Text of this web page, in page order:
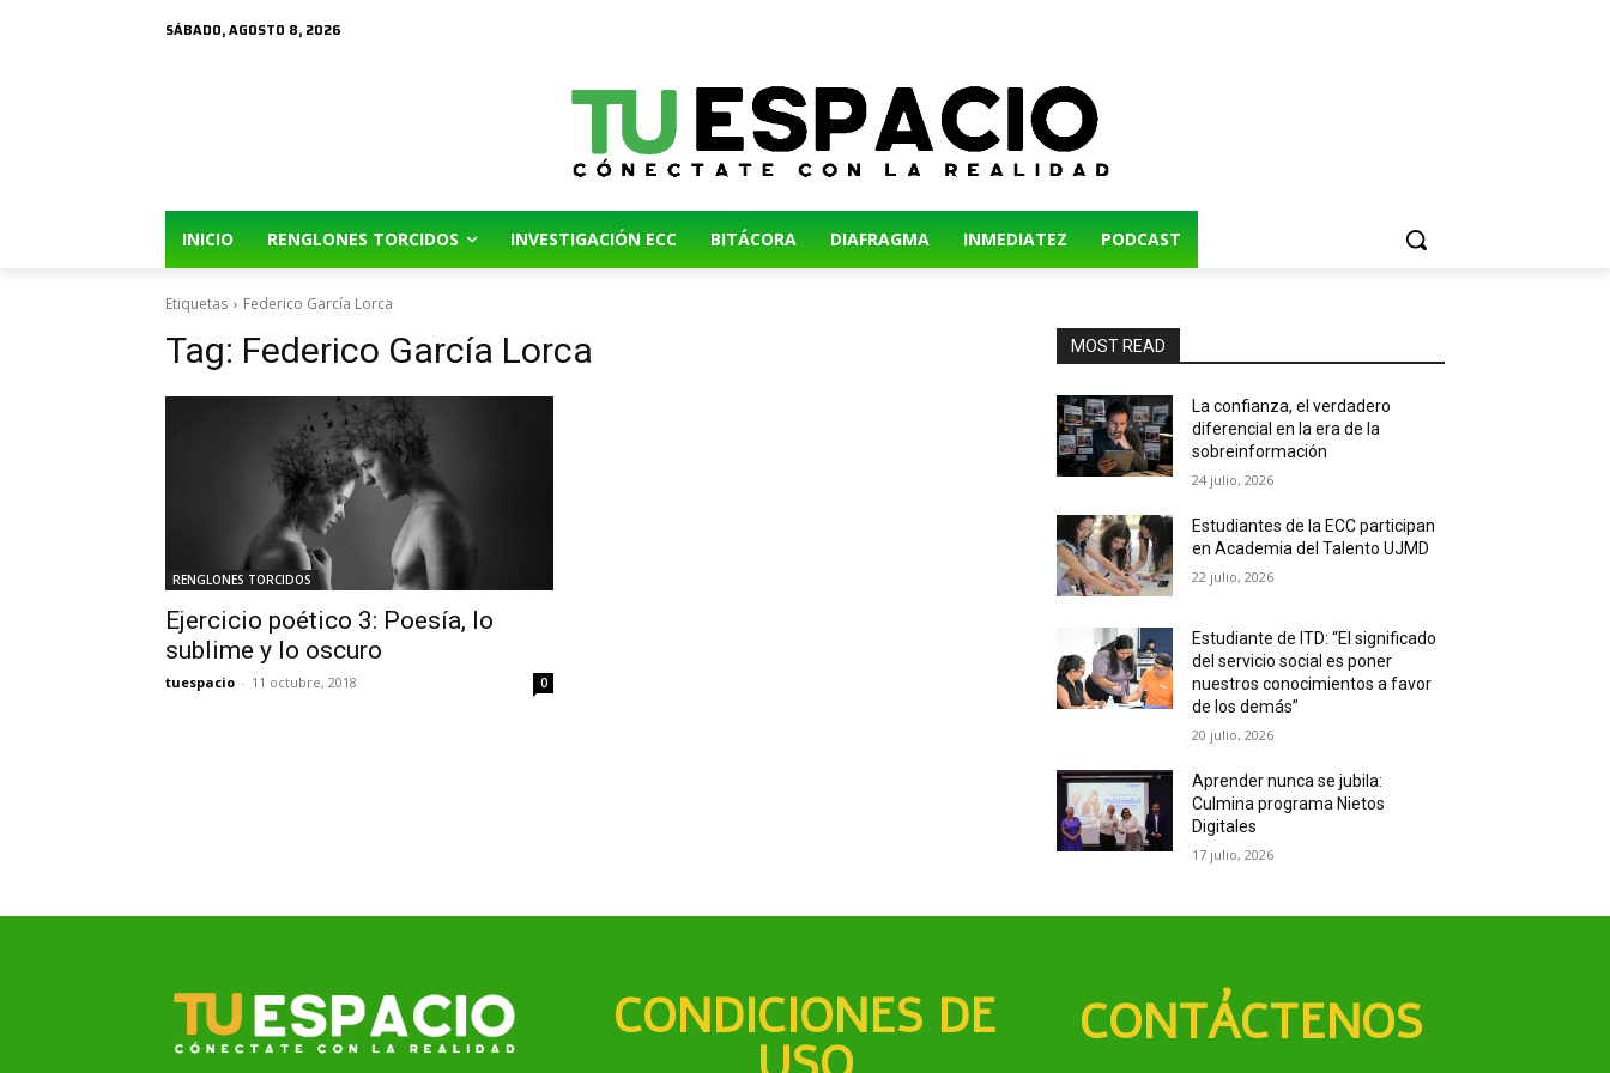
SÁBADO, AGOSTO 8, 2026
INICIO RENGLONES TORCIDOS INVESTIGACIÓN ECC BITÁCORA DIAFRAGMA INMEDIATEZ PODCAST
Etiquetas Federico García Lorca
Tag: Federico García Lorca
RENGLONES TORCIDOS
Ejercicio poético 3: Poesía, lo
sublime y lo oscuro
tuespacio - 11 octubre, 2018 0
MOST READ
La confianza, el verdadero
diferencial en la era de la
sobreinformación
24 julio, 2026
Estudiantes de la ECC participan
en Academia del Talento UJMD
22 julio, 2026
Estudiante de ITD: “El significado
del servicio social es poner
nuestros conocimientos a favor
de los demás”
20 julio, 2026
Aprender nunca se jubila:
Culmina programa Nietos
Digitales
17 julio, 2026
CONDICIONES DE CONTÁCTENOS